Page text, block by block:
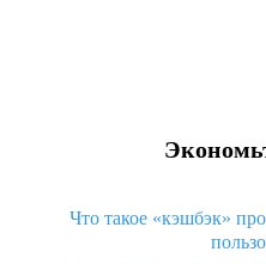
Что такое «кэшбэк»